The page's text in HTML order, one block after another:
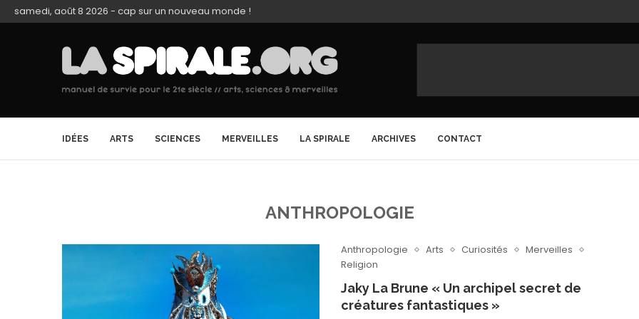
samedi, août 8 2026 - cap sur un nouveau monde !
IDÉES ARTS SCIENCES MERVEILLES LA SPIRALE ARCHIVES CONTACT
ANTHROPOLOGIE
Anthropologie Arts Curiosités
Merveilles
Religion
Jaky La Brune « Un archipel secret de
créatures fantastiques »